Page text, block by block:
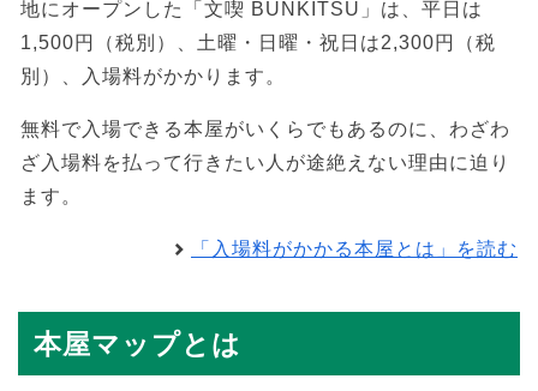
地にオープンした「文喫 BUNKITSU」は、平日は
1,500円（税別）、土曜・日曜・祝日は2,300円（税
別）、入場料がかかります。
無料で入場できる本屋がいくらでもあるのに、わざわ
ざ入場料を払って行きたい人が途絶えない理由に迫り
ます。
「入場料がかかる本屋とは」を読む
本屋マップとは